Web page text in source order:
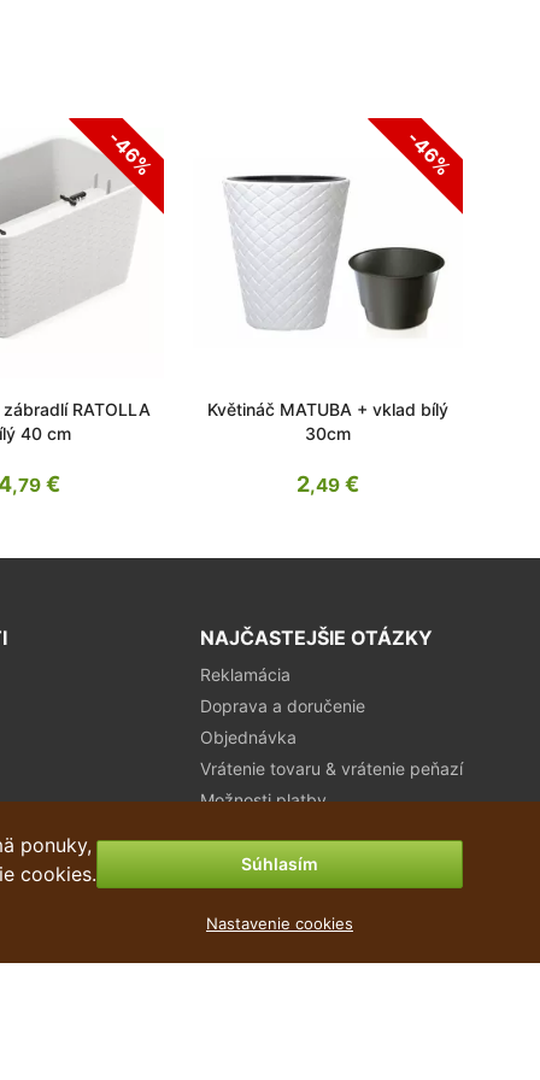
-46%
RATOLLA
40 cm
,79 €
-46%
Květináč MATUBA + vklad bílý
30cm
2,49 €
NAJČASTEJŠIE OTÁZKY
Reklamácia
Doprava a doručenie
Objednávka
Vrátenie tovaru & vrátenie peňazí
Možnosti platby
ponuky,
cookies.
Súhlasím
Nastavenie cookies